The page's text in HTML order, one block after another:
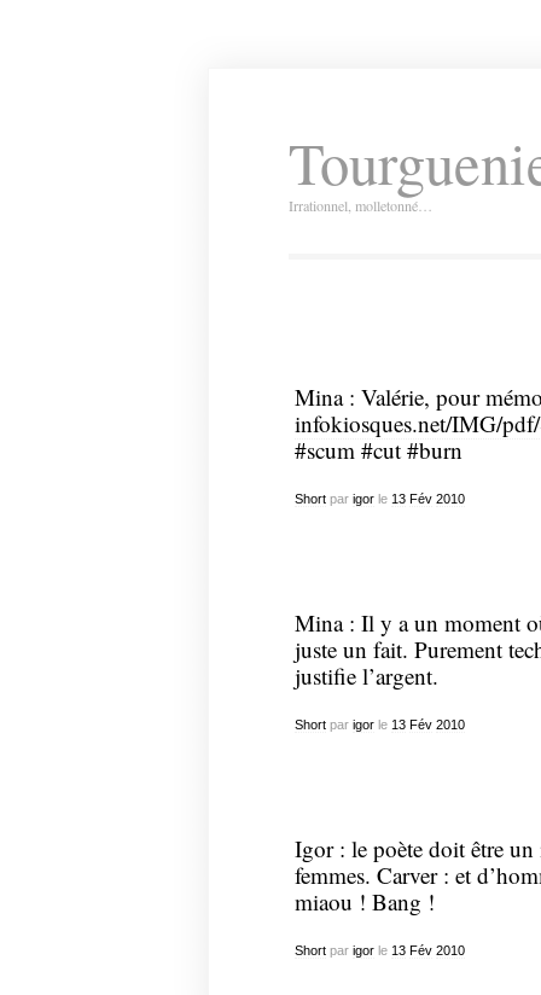
Irrationnel, molletonné…
Mina : Valérie, pour
infokiosques.net/IMG/
#scum #cut #burn
Shortpar igorle 13 Fév 2010
Mina : Il y a un moment
juste un fait. Purement
justifie l’argent.
Shortpar igorle 13 Fév 2010
Igor : le poète doit être
femmes. Carver : et
miaou ! Bang !
Shortpar igorle 13 Fév 2010